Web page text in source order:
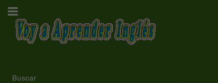
Buscar